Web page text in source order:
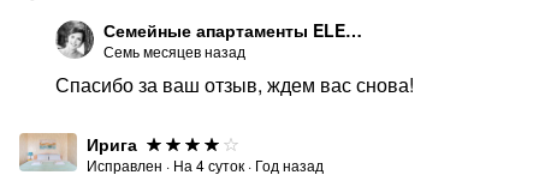
РАЗМЕСТИТЬ!
Семейные апартаменты ELENAHOTEL
Семь месяцев назад
Спасибо за ваш отзыв, ждем вас снова!
Ирига
Исправлен · На 4суток · Год назад